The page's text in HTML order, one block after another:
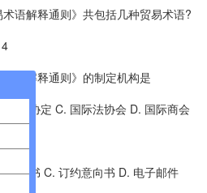
解释通则》共包括几种贸易术语?
语解释通则》的制定机构是
总协定 C. 国际法协会 D. 国际商会
和
向书 C. 订约意向书 D. 电子邮件